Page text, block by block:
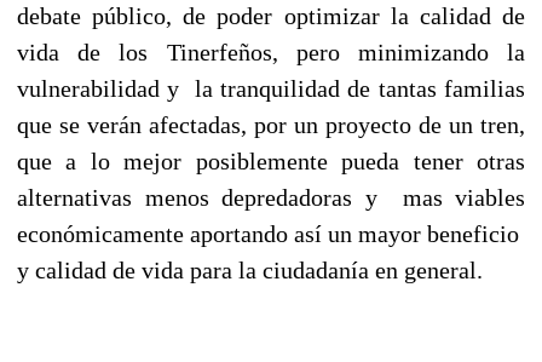
debate público, de poder optimizar la calidad de
vida de los Tinerfeños, pero minimizando la
vulnerabilidad y la tranquilidad de tantas familias
que se verán afectadas, por un proyecto de un tren,
que a lo mejor posiblemente pueda tener otras
alternativas menos depredadoras y mas viables
económicamente aportando así un mayor beneficio
y calidad de vida para la ciudadanía en general.